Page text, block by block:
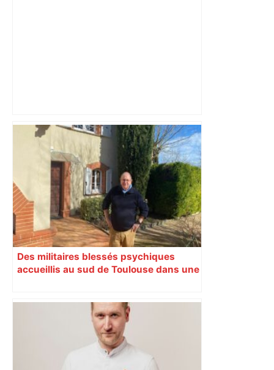
Bilan du marché du logement neuf :
une lueur d'espoir pour l'immobilier à
Toulouse ? – Actu.fr
Des militaires blessés psychiques
accueillis au sud de Toulouse dans une